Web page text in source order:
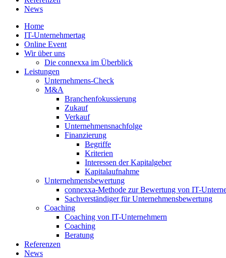
News
Home
IT-Unternehmertag
Online Event
Wir über uns
Die connexxa im Überblick
Leistungen
Unternehmens-Check
M&A
Branchenfokussierung
Zukauf
Verkauf
Unternehmensnachfolge
Finanzierung
Begriffe
Kriterien
Interessen der Kapitalgeber
Kapitalaufnahme
Unternehmensbewertung
connexxa-Methode zur Bewertung von IT-
Sachverständiger für Unternehmensbewertung
Coaching
Coaching von IT-Unternehmern
Coaching
Beratung
Referenzen
News